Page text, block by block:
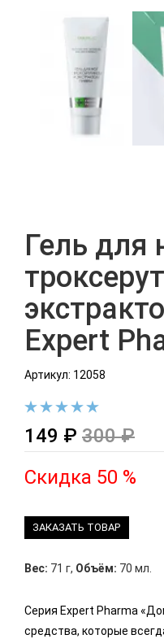
Гель для
Expert
Артикул: 12058
149 ₽ 300 ₽
Скидка 50 %
ЗАКАЗАТЬ ТОВАР
Вес: 71 г, Объём: 70 мл.
Серия Expert Pharma
средства, которые